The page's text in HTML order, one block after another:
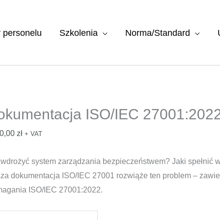
personelu Szkolenia Norma/Standard
ISO/IEC
zł + VAT
system zarządzania bezpieczeństwem? Jaki spełnić
dokumentacja ISO/IEC 27001 rozwiąże ten problem –
ISO/IEC 27001:2022.